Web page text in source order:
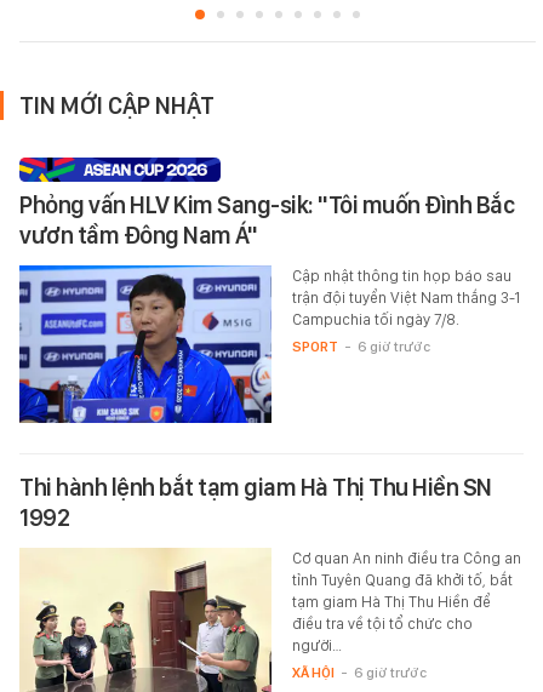
TIN MỚI CẬP NHẬT
Phỏng vấn HLV Kim Sang-sik: "Tôi muốn Đình Bắc
vươn tầm Đông Nam Á"
Cập nhật thông tin họp báo sau
trận đội tuyển Việt Nam thắng 3-1
Campuchia tối ngày 7/8.
SPORT - 6 giờ trước
Thi hành lệnh bắt tạm giam Hà Thị Thu Hiền SN
1992
Cơ quan An ninh điều tra Công an
tỉnh Tuyên Quang đã khởi tố, bắt
tạm giam Hà Thị Thu Hiền để
điều tra về tội tổ chức cho
người…
XÃ HỘI - 6 giờ trước